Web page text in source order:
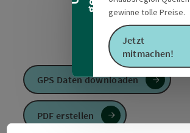
gewinne tolle Preise.
Jetzt
mitmachen!
GPS Daten downloaden
PDF erstellen